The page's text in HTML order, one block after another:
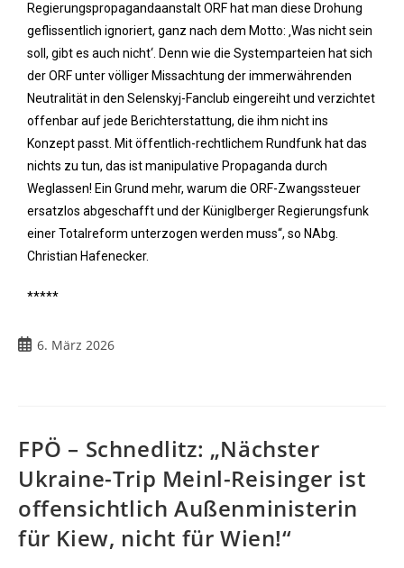
Regierungspropagandaanstalt ORF hat man diese Drohung
geflissentlich ignoriert, ganz nach dem Motto: ‚Was nicht sein
soll, gibt es auch nicht‘. Denn wie die Systemparteien hat sich
der ORF unter völliger Missachtung der immerwährenden
Neutralität in den Selenskyj-Fanclub eingereiht und verzichtet
offenbar auf jede Berichterstattung, die ihm nicht ins
Konzept passt. Mit öffentlich-rechtlichem Rundfunk hat das
nichts zu tun, das ist manipulative Propaganda durch
Weglassen! Ein Grund mehr, warum die ORF-Zwangssteuer
ersatzlos abgeschafft und der Küniglberger Regierungsfunk
einer Totalreform unterzogen werden muss“, so NAbg.
Christian Hafenecker.
*****
6. März 2026
FPÖ – Schnedlitz: „Nächster
Ukraine-Trip Meinl-Reisinger ist
offensichtlich Außenministerin
für Kiew, nicht für Wien!“